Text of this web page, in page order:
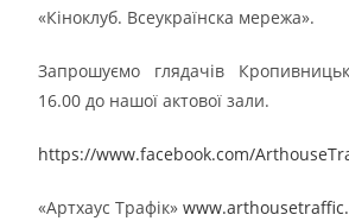
«Кіноклуб. Всеукраїнска мережа».
Запрошуємо глядачів
16.00 до нашої актової зали.
https://www.facebook.com/
«Артхаус Трафiк»